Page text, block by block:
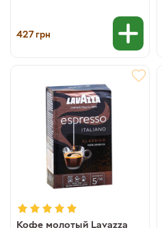
427грн
Кофе молотый Lavazza